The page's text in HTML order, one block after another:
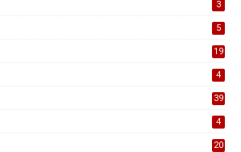
3
5
19
4
39
4
20